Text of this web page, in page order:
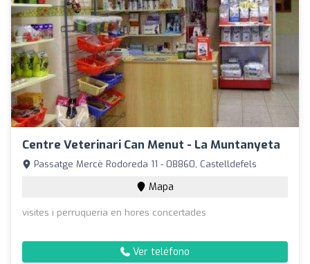
Centre Veterinari Can Menut - La Muntanyeta
Passatge Mercè Rodoreda 11 - 08860, Castelldefels
Mapa
visites i perruqueria en hores concertades
Ver teléfono